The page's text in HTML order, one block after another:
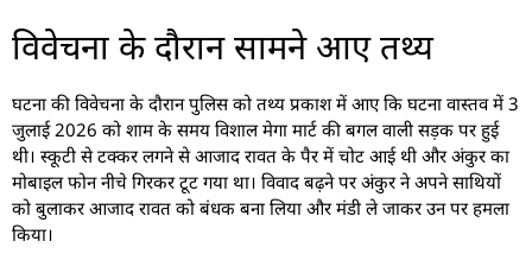
विवेचना के दौरान सामने आए तथ्य
घटना की विवेचना के दौरान पुलिस को तथ्य प्रकाश में आए कि घटना वास्तव में 3
जुलाई 2026 को शाम के समय विशाल मेगा मार्ट की बगल वाली सड़क पर हुई
थी। स्कूटी से टक्कर लगने से आजाद रावत के पैर में चोट आई थी और अंकुर का
मोबाइल फोन नीचे गिरकर टूट गया था। विवाद बढ़ने पर अंकुर ने अपने साथियों
को बुलाकर आजाद रावत को बंधक बना लिया और मंडी ले जाकर उन पर हमला
किया।